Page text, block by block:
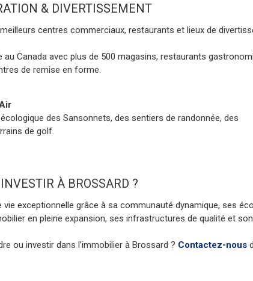
& DIVERTISSEMENT
centres commerciaux, restaurants et lieux de
au Canada avec plus de 500 magasins, restaurants
de remise en forme.
des Sansonnets, des sentiers de randonnée, des
de golf.
À BROSSARD ?
exceptionnelle grâce à sa communauté dynamique, ses
en pleine expansion, ses infrastructures de qualité et
ou investir dans l’immobilier à Brossard ? Contactez-nous